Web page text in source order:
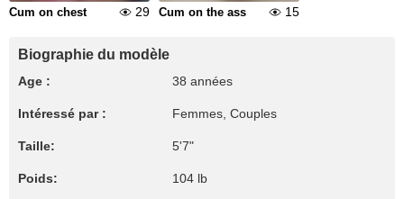
Cum on chest 29 Cum on the ass 15
Biographie du modèle
Age : 38 années
Intéressé par : Femmes, Couples
Taille: 5'7"
Poids: 104 lb